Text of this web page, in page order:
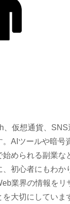
、仮想通貨、
AIツールや暗号
始められる副業な
初心者にもわか
業界の情報をリ
大切にしていま